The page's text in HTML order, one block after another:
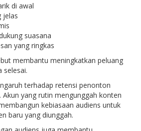
di awal
jelas
suasana
yang ringkas
membantu meningkatkan peluang
selesai.
terhadap retensi penonton
Akun yang rutin mengunggah konten
kebiasaan audiens untuk
baru yang diunggah.